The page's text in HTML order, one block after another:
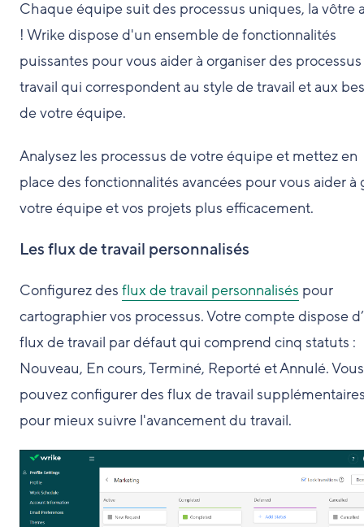
Chaque équipe suit des processus uniques, la vôtre
! Wrike dispose d'un ensemble de fonctionnalités
puissantes pour vous aider à organiser des
travail qui correspondent au style de travail et aux
de votre équipe.
Analysez les processus de votre équipe et mettez en
place des fonctionnalités avancées pour vous aider à
votre équipe et vos projets plus efficacement.
Les flux de travail personnalisés
Configurez des flux de travail personnalisés pour
cartographier vos processus. Votre compte dispose
flux de travail par défaut qui comprend cinq statuts :
Nouveau, En cours, Terminé, Reporté et Annulé. Vous
pouvez configurer des flux de travail
pour mieux suivre l'avancement du travail.